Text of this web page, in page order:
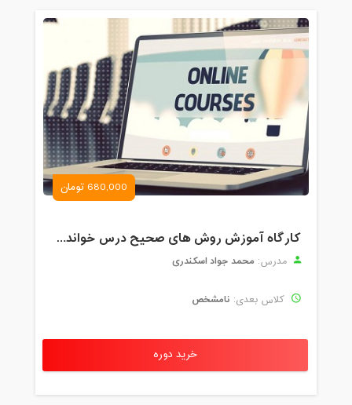
680,000 تومان
کارگاه آموزش روش های صحیح درس خواندن همراه با یادگیری بدون فراموشی
مدرس: محمد جواد اسکندری
کلاس بعدی: نامشخص
خرید دوره